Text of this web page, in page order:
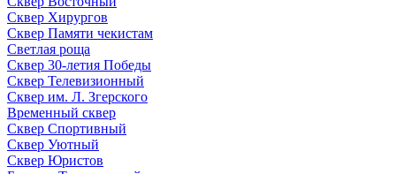
Сквер Хирургов
Сквер Памяти чекистам
Светлая роща
Сквер 30-летия Победы
Сквер Телевизионный
Сквер им. Л. Згерского
Временный сквер
Сквер Спортивный
Сквер Уютный
Сквер Юристов